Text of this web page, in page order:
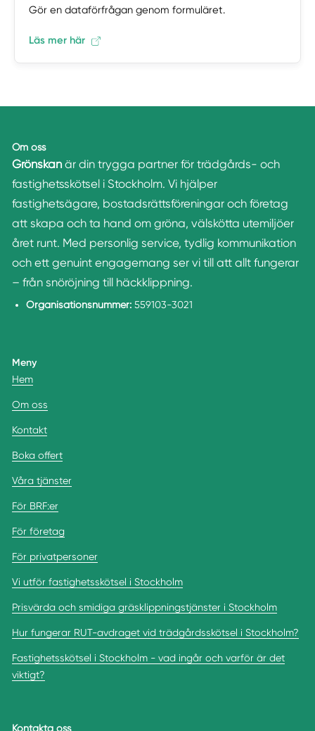
Gör en dataförfrågan genom formuläret.
Läs mer här
Om oss
Grönskanär din trygga partner för trädgårds- och
fastighetsskötsel i Stockholm. Vi hjälper
fastighetsägare, bostadsrättsföreningar och företag
att skapa och ta hand om gröna, välskötta utemiljöer
året runt. Med personlig service, tydlig kommunikation
och ett genuint engagemang ser vi till att allt fungerar
– från snöröjning till häckklippning.
Organisationsnummer: 559103-3021
Meny
Hem
Om oss
Kontakt
Boka offert
Våra tjänster
För BRF:er
För företag
För privatpersoner
Vi utför fastighetsskötsel i Stockholm
Prisvärda och smidiga gräsklippningstjänster i Stockholm
Hur fungerar RUT-avdraget vid trädgårdsskötsel i Stockholm?
Fastighetsskötsel i Stockholm - vad ingår och varför är det
viktigt?
Kontakta oss